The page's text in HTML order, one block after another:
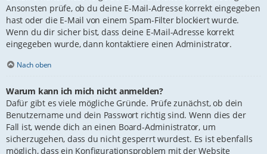
Ansonsten prüfe, ob du deine E-Mail-Adresse korrekt eingegeben
hast oder die E-Mail von einem Spam-Filter blockiert wurde.
Wenn du dir sicher bist, dass deine E-Mail-Adresse korrekt
eingegeben wurde, dann kontaktiere einen Administrator.
Nach oben
Warum kann ich mich nicht anmelden?
Dafür gibt es viele mögliche Gründe. Prüfe zunächst, ob dein
Benutzername und dein Passwort richtig sind. Wenn dies der
Fall ist, wende dich an einen Board-Administrator, um
sicherzugehen, dass du nicht gesperrt wurdest. Es ist ebenfalls
möglich, dass ein Konfigurationsproblem mit der Website